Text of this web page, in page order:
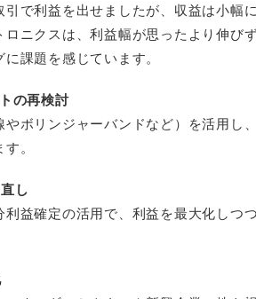
で利益を出せましたが、収益は小幅
ニクスは、利益幅が思ったより伸び
課題を感じています。
の再検討
ボリンジャーバンドなど）を活用し
。
し
利益確定の活用で、利益を最大化しつ